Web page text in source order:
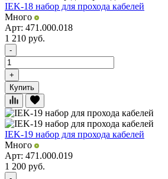
IEK-18 набор для прохода кабелей
Много
Арт: 471.000.018
1 210 руб.
-
+
Купить
IEK-19 набор для прохода кабелей
Много
Арт: 471.000.019
1 200 руб.